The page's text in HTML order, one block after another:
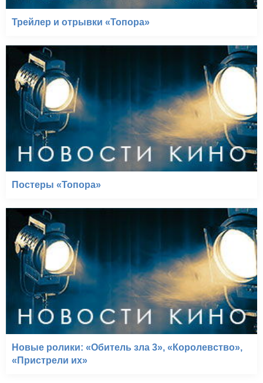
Трейлер и отрывки «Топора»
Постеры «Топора»
Новые ролики: «Обитель зла 3», «Королевство»,
«Пристрели их»